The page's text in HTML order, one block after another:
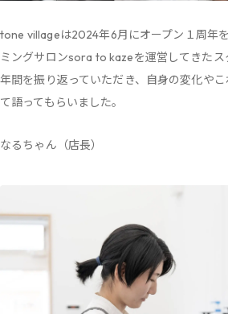
tone villageは2024年6月にオープン１周年
ミングサロンsora to kazeを運営してきたス
年間を振り返っていただき、自身の変化や
て語ってもらいました。
なるちゃん（店長）